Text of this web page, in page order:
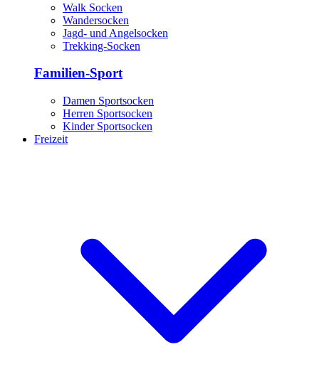
Walk Socken
Wandersocken
Jagd- und Angelsocken
Trekking-Socken
Familien-Sport
Damen Sportsocken
Herren Sportsocken
Kinder Sportsocken
Freizeit